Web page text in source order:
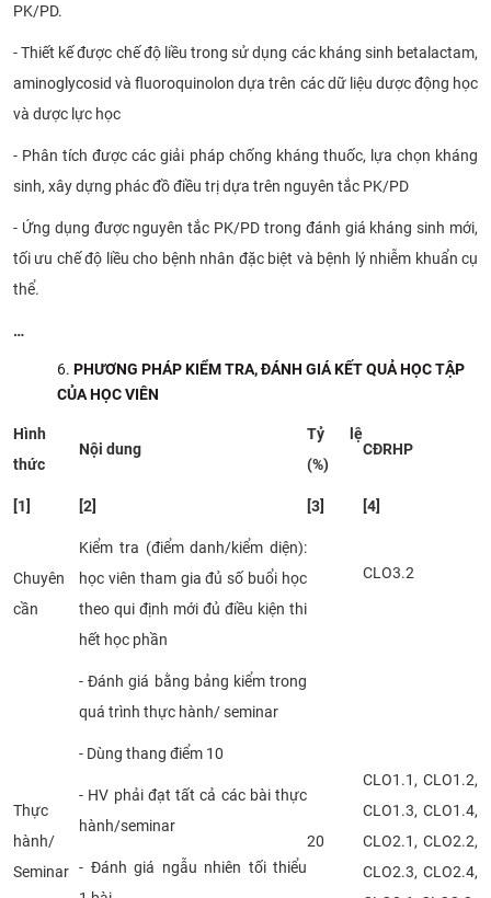
PK/PD.
- Thiết kế được chế độ liều trong sử dụng các kháng sinh betalactam,
aminoglycosid và fluoroquinolon dựa trên các dữ liệu dược động học
và dược lực học
- Phân tích được các giải pháp chống kháng thuốc, lựa chọn kháng
sinh, xây dựng phác đồ điều trị dựa trên nguyên tắc PK/PD
- Ứng dụng được nguyên tắc PK/PD trong đánh giá kháng sinh mới,
tối ưu chế độ liều cho bệnh nhân đặc biệt và bệnh lý nhiễm khuẩn cụ
thể.
…
PHƯƠNG PHÁP KIỂM TRA, ĐÁNH GIÁ KẾT QUẢ HỌC TẬP
CỦA HỌC VIÊN
Hình
thức
Nội dung
Tỷ lệ
(%)
CĐRHP
[1] [2] [3] [4]
Chuyên
cần
Kiểm tra (điểm danh/kiểm diện):
học viên tham gia đủ số buổi học
theo qui định mới đủ điều kiện thi
hết học phần
CLO3.2
Thực
hành/
Seminar
- Đánh giá bằng bảng kiểm trong
quá trình thực hành/ seminar
- Dùng thang điểm 10
- HV phải đạt tất cả các bài thực
hành/seminar
- Đánh giá ngẫu nhiên tối thiểu
20
CLO1.1, CLO1.2,
CLO1.3, CLO1.4,
CLO2.1, CLO2.2,
CLO2.3, CLO2.4,